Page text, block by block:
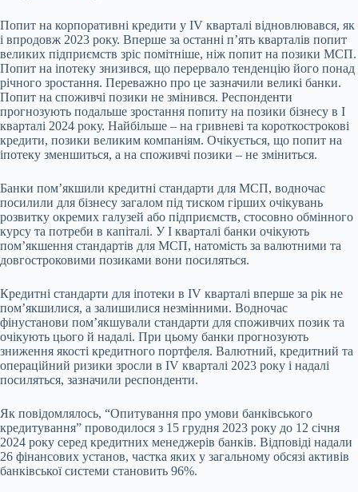
Попит на корпоративні кредити у IV кварталі відновлювався, як
і впродовж 2023 року. Вперше за останні п’ять кварталів попит
великих підприємств зріс помітніше, ніж попит на позики МСП.
Попит на іпотеку знизився, що перервало тенденцію його понад
річного зростання. Переважно про це зазначили великі банки.
Попит на споживчі позики не змінився. Респонденти
прогнозують подальше зростання попиту на позики бізнесу в І
кварталі 2024 року. Найбільше – на гривневі та короткострокові
кредити, позики великим компаніям. Очікується, що попит на
іпотеку зменшиться, а на споживчі позики – не зміниться.
Банки пом’якшили кредитні стандарти для МСП, водночас
посилили для бізнесу загалом під тиском гірших очікувань
розвитку окремих галузей або підприємств, стосовно обмінного
курсу та потреби в капіталі. У I кварталі банки очікують
пом’якшення стандартів для МСП, натомість за валютними та
довгостроковими позиками вони посиляться.
Кредитні стандарти для іпотеки в IV кварталі вперше за рік не
пом’якшилися, а залишилися незмінними. Водночас
фінустанови пом’якшували стандарти для споживчих позик та
очікують цього й надалі. При цьому банки прогнозують
зниження якості кредитного портфеля. Валютний, кредитний та
операційний ризики зросли в IV кварталі 2023 року і надалі
посиляться, зазначили респонденти.
Як повідомлялось, “Опитування про умови банківського
кредитування” проводилося з 15 грудня 2023 року до 12 січня
2024 року серед кредитних менеджерів банків. Відповіді надали
26 фінансових установ, частка яких у загальному обсязі активів
банківської системи становить 96%.